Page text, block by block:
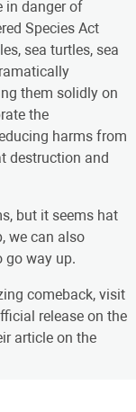
in danger of
Species Act
sea turtles, sea
them solidly on
the
harms from
destruction and
but it seems hat
we can also
go way up.
comeback, visit
release on the
article on the